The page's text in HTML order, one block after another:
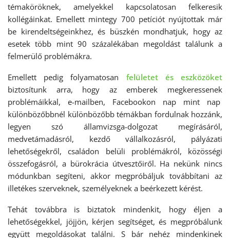
témaköröknek, amelyekkel kapcsolatosan felkeresik
kollégáinkat. Emellett mintegy 700 petíciót nyújtottak már
be kirendeltségeinkhez, és büszkén mondhatjuk, hogy az
esetek több mint 90 százalékában megoldást találunk a
felmerülő problémákra.
Emellett pedig folyamatosan felületet és eszközöket
biztosítunk arra, hogy az emberek megkeressenek
problémáikkal, e-mailben, Facebookon nap mint nap
különbözőbbnél különbözőbb témákban fordulnak hozzánk,
legyen szó államvizsga-dolgozat megírásáról,
medvetámadásról, kezdő vállalkozásról, pályázati
lehetőségekről, családon belüli problémákról, közösségi
összefogásról, a bürokrácia útvesztőiről. Ha nekünk nincs
módunkban segíteni, akkor megpróbáljuk továbbítani az
illetékes szerveknek, személyeknek a beérkezett kérést.
Tehát továbbra is biztatok mindenkit, hogy éljen a
lehetőségekkel, jöjjön, kérjen segítséget, és megpróbálunk
együtt megoldásokat találni. S bár nehéz mindenkinek